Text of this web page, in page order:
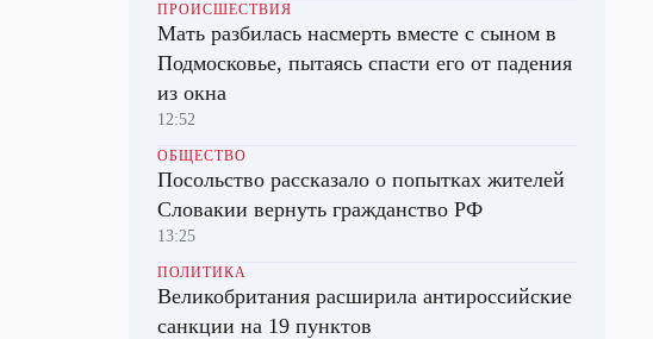
ПРОИСШЕСТВИЯ
Мать разбилась насмерть вместе с сыном в
Подмосковье, пытаясь спасти его от падения
из окна
12:52
ОБЩЕСТВО
Посольство рассказало о попытках жителей
Словакии вернуть гражданство РФ
13:25
ПОЛИТИКА
Великобритания расширила антироссийские
санкции на 19 пунктов